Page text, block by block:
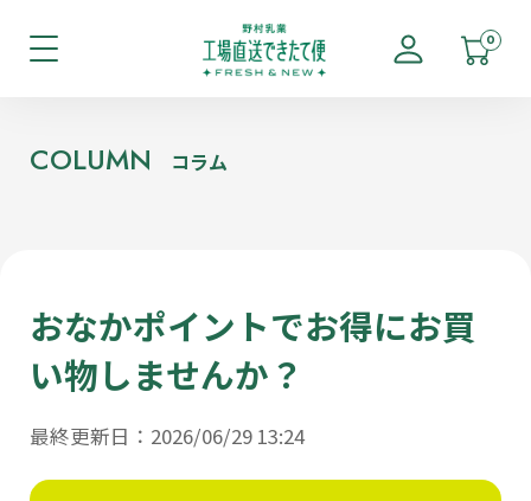
0
COLUMN コラム
おなかポイントでお得にお買
い物しませんか？
最終更新日：2026/06/29 13:24